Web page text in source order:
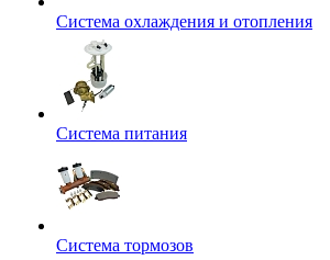
Система охлаждения и отопления
Система питания
Система тормозов